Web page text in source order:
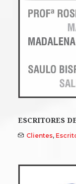
ESCRITORES
Clientes,